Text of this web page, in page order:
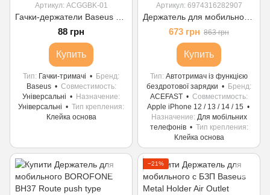
Артикул: ACGGBK-01
88 грн
Купить
Тип Гачки-тримачі
Бренд
Baseus
Совместимость
Універсальні
Назначение
Універсальні
Тип крепления
Клейка основа
Артикул: 6974316282907
673 грн 863 грн
Купить
Тип Автотримач із функцією
бездротової зарядки
Бренд
ACEFAST
Совместимость
Apple iPhone 12 / 13 / 14 / 15
Назначение Для мобільних
телефонів
Тип крепления
Клейка основа
−21%